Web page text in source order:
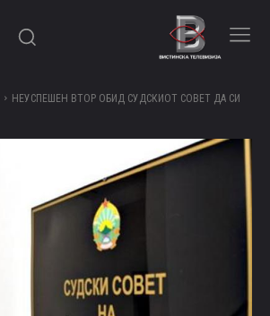
НЕУСПЕШЕН ВТОР ОБИД СУДСКИОТ СОВЕТ ДА СИ